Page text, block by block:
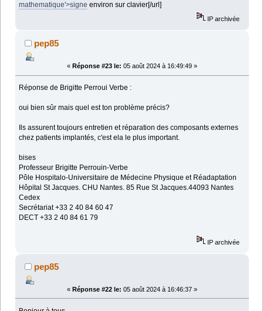
mathematique'>signe environ sur clavier[/url]
IP archivée
pep85
« Réponse #23 le: 05 août 2024 à 16:49:49 »
Réponse de Brigitte Perroui Verbe :
oui bien sûr mais quel est ton problème précis?
Ils assurent toujours entretien et réparation des composants externes
chez patients implantés, c'est ela le plus important.
bises
Professeur Brigitte Perrouin-Verbe
Pôle Hospitalo-Universitaire de Médecine Physique et Réadaptation
Hôpital St Jacques. CHU Nantes. 85 Rue St Jacques.44093 Nantes
Cedex
Secrétariat +33 2 40 84 60 47
DECT +33 2 40 84 61 79
IP archivée
pep85
« Réponse #22 le: 05 août 2024 à 16:46:37 »